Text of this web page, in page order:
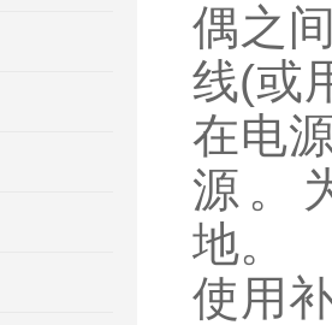
偶之
线(或
在电
源。
地。
使用